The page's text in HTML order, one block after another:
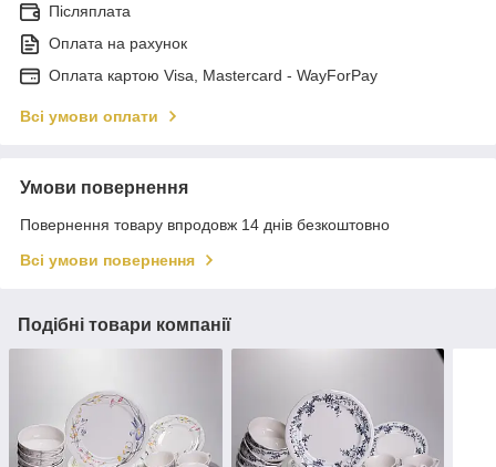
Післяплата
Оплата на рахунок
Оплата картою Visa, Mastercard - WayForPay
Всі умови оплати
Умови повернення
Повернення товару впродовж 14 днів безкоштовно
Всі умови повернення
Подібні товари компанії